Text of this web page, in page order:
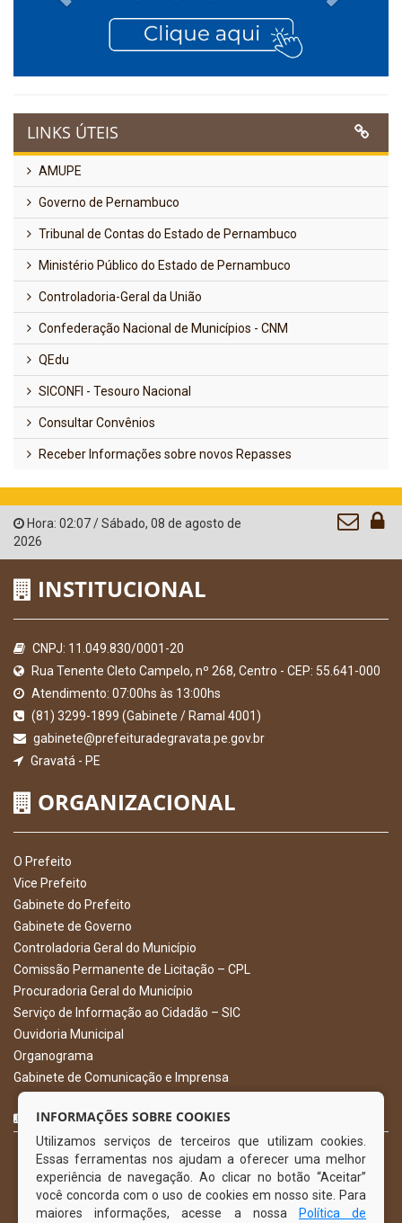
LINKS ÚTEIS
AMUPE
Governo de Pernambuco
Tribunal de Contas do Estado de Pernambuco
Ministério Público do Estado de Pernambuco
Controladoria-Geral da União
Confederação Nacional de Municípios - CNM
QEdu
SICONFI - Tesouro Nacional
Consultar Convênios
Receber Informações sobre novos Repasses
Hora: 02:07/Sábado, 08 de agosto de
2026
INSTITUCIONAL
CNPJ: 11.049.830/0001-20
Rua Tenente Cleto Campelo, nº 268, Centro - CEP: 55.641-000
Atendimento: 07:00hs às 13:00hs
(81) 3299-1899 (Gabinete / Ramal 4001)
gabinete@prefeituradegravata.pe.gov.br
Gravatá - PE
ORGANIZACIONAL
O Prefeito
Vice Prefeito
Gabinete do Prefeito
Gabinete de Governo
Controladoria Geral do Município
Comissão Permanente de Licitação – CPL
Procuradoria Geral do Município
Serviço de Informação ao Cidadão – SIC
Ouvidoria Municipal
Organograma
Gabinete de Comunicação e Imprensa
CURTA NOSSA FAN PAGE
INFORMAÇÕES SOBRE COOKIES
Utilizamos serviços de terceiros que utilizam cookies.
Essas ferramentas nos ajudam a oferecer uma melhor
experiência de navegação. Ao clicar no botão “Aceitar”
você concorda com o uso de cookies em nosso site. Para
maiores informações, acesse a nossa
Política de